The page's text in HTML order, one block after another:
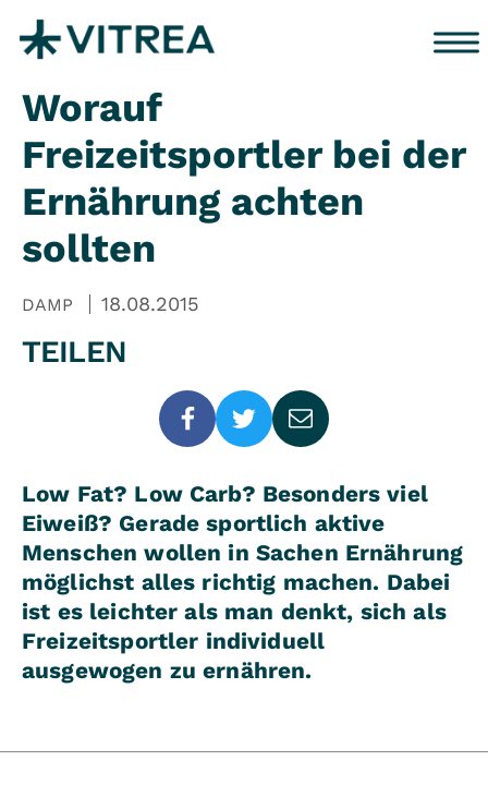
Worauf
Freizeitsportler bei der
Ernährung achten
sollten
DAMP 18.08.2015
TEILEN
Low Fat? Low Carb? Besonders viel
Eiweiß? Gerade sportlich aktive
Menschen wollen in Sachen Ernährung
möglichst alles richtig machen. Dabei
ist es leichter als man denkt, sich als
Freizeitsportler individuell
ausgewogen zu ernähren.